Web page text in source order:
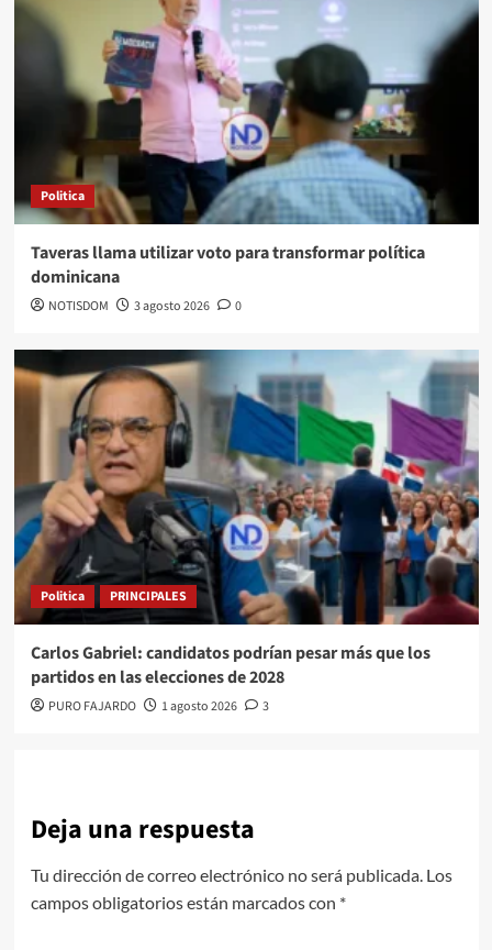
Politica
Taveras llama utilizar voto para transformar política
dominicana
NOTISDOM 3 agosto 2026 0
Politica PRINCIPALES
Carlos Gabriel: candidatos podrían pesar más que los
partidos en las elecciones de 2028
PURO FAJARDO 1 agosto 2026 3
Deja una respuesta
Tu dirección de correo electrónico no será publicada. Los
campos obligatorios están marcados con *